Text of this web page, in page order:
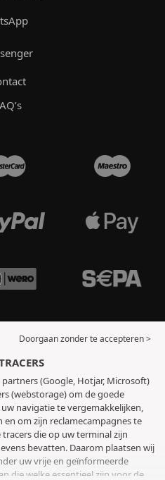
Doorgaan zonder te accepteren >
partners (Google, Hotjar, Microsoft)
(webstorage) om de goede
navigatie te vergemakkelijken,
om zijn reclamecampagnes te
die op uw terminal zijn
bevatten. Daarom plaatsen wij
uw vrije en geïnformeerde
die welke essentieel zijn voor de